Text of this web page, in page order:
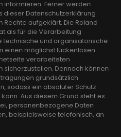
Ferner werden
dieser Datenschutzerklärung
aufgeklärt. Die Roland
als für die Verarbeitung
und organisatorische
einen möglichst lückenlosen
verarbeiteten
Dennoch können
grundsätzlich
sodass ein absoluter Schutz
Aus diesem Grund steht es
personenbezogene Daten
beispielsweise telefonisch, an